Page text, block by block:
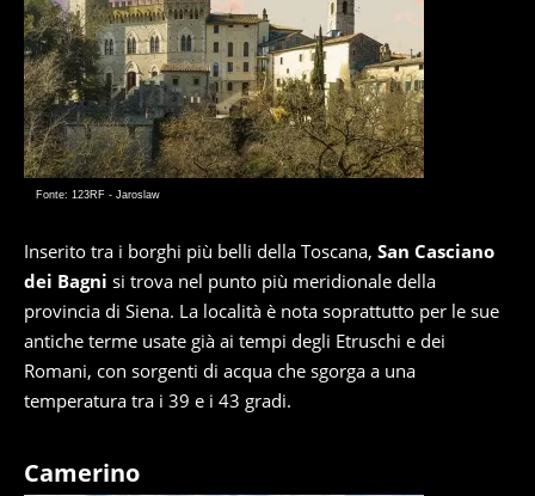
Fonte: 123RF - Jaroslaw
Inserito tra i borghi più belli della Toscana, San Casciano
dei Bagni si trova nel punto più meridionale della
provincia di Siena. La località è nota soprattutto per le sue
antiche terme usate già ai tempi degli Etruschi e dei
Romani, con sorgenti di acqua che sgorga a una
temperatura tra i 39 e i 43 gradi.
Camerino